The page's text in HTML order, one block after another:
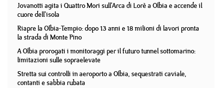
Jovanotti agita i Quattro Mori sull'Arca di Lorè a Olbia e accende il
cuore dell'isola
Riapre la Olbia-Tempio: dopo 13 anni e 18 milioni di lavori pronta
la strada di Monte Pino
A Olbia prorogati i monitoraggi per il futuro tunnel sottomarino:
limitazioni sulle sopraelevate
Stretta sui controlli in aeroporto a Olbia, sequestrati caviale,
contanti e sabbia rubata